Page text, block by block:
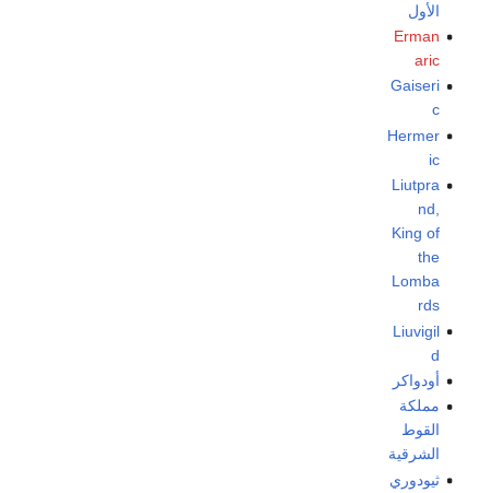
الأول
Erman
aric
Gaiseri
c
Hermer
ic
Liutpra
nd,
King of
the
Lomba
rds
Liuvigil
d
أودواكر
مملكة
القوط
الشرقية
ثيودوري